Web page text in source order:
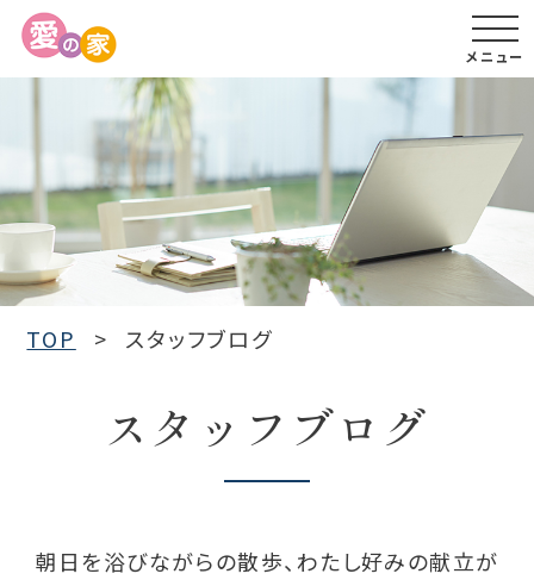
メニュー
TOP スタッフブログ
スタッフブログ
朝日を浴びながらの散歩、わたし好みの献立が